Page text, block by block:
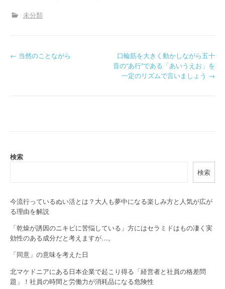
未分類
P
a
g
a
t
o
← 当然のことながら
口輪筋を大きく動かしながら五十
音の“あ行”である「あいうえお」を
一定のリズムで言いましょう →
検索
検索
今流行っているぬい活とは？大人も夢中になる楽しみ方と人気が広が
る理由を解説
「乾燥が誘因のニキビに苦悩している」方にはセラミドはもの凄く実
効性のある成分だと考えますが…。
「同意」の意味を考えた日
北マケドニアにある日本企業で起こり得る「経営者と社員の格差問
題」！社員の時間と労働力が消耗品になる危険性